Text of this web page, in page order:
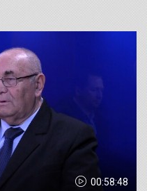
00:58:48